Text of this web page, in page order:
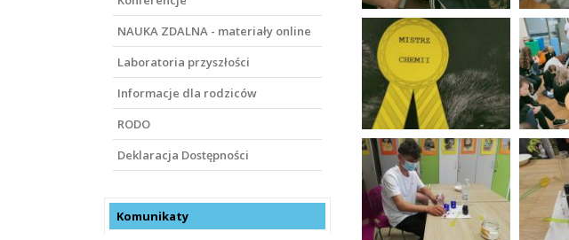
NAUKA ZDALNA - materiały online
Laboratoria przyszłości
Informacje dla rodziców
RODO
Deklaracja Dostępności
Komunikaty